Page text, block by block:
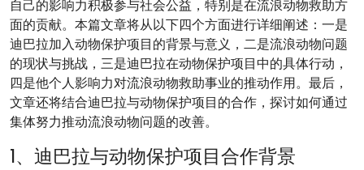
自己的影响力积极参与社会公益，特别是在流浪动物救助方
面的贡献。本篇文章将从以下四个方面进行详细阐述：一是
迪巴拉加入动物保护项目的背景与意义，二是流浪动物问题
的现状与挑战，三是迪巴拉在动物保护项目中的具体行动，
四是他个人影响力对流浪动物救助事业的推动作用。最后，
文章还将结合迪巴拉与动物保护项目的合作，探讨如何通过
集体努力推动流浪动物问题的改善。
1、迪巴拉与动物保护项目合作背景